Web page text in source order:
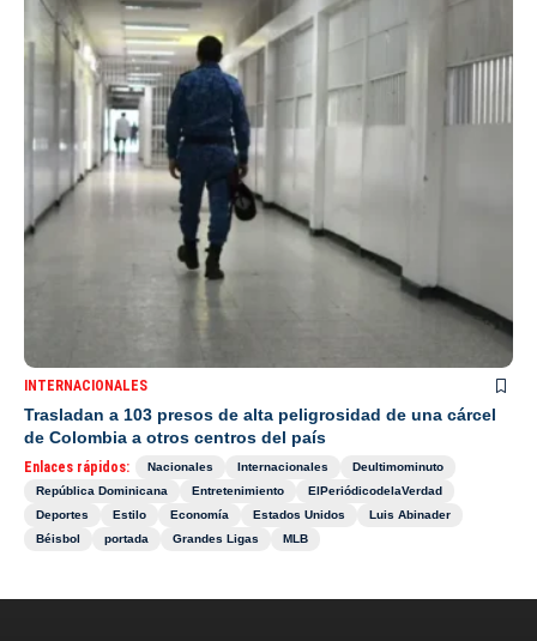
INTERNACIONALES
Trasladan a 103 presos de alta peligrosidad de una cárcel
de Colombia a otros centros del país
Enlaces rápidos: Nacionales Internacionales
Deultimominuto
República Dominicana
Entretenimiento
ElPeriódicodelaVerdad
Deportes
Estilo Economía Estados Unidos
Luis Abinader
Béisbol
portada Grandes Ligas MLB